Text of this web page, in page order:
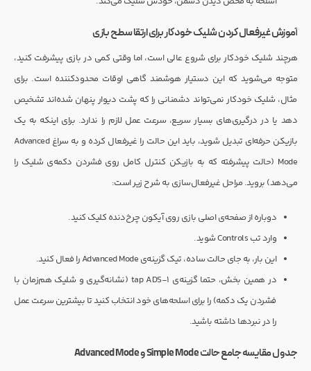
آموزش غیرفعال کردن شلیک خودکار برای ارتقا سطح بازی
هرچند شلیک خودکار برای شروع عالی است، اما وقتی کمی در بازی پیشرفت کنید،
متوجه می‌شوید که این دستیار هوشمند گاهی اوقات محدودکننده است. برای
مثال، شلیک خودکار نمی‌تواند دشمنانی را که پشت دیوار پنهان شده‌اند تشخیص
دهد یا در درگیری‌های بسیار سریع، سرعت عمل لازم را ندارد. برای اینکه به یک
بازیکن حرفه‌ای تبدیل شوید، باید این حالت را غیرفعال کرده و به سراغ Advanced
Mode (حالت پیشرفته که به بازیکن کنترل کامل روی فشردن دکمه‌ی شلیک را
می‌دهد) بروید. مراحل غیرفعال‌سازی به شرح زیر است:
دوباره از صفحه‌ی اصلی بازی روی آیکون چرخ‌دنده کلیک کنید.
وارد تب Controls شوید.
این بار، به جای حالت ساده، تیک گزینه‌ی Advanced Mode را فعال کنید.
در همین بخش، حتما گزینه‌ی 1-tap ADS (نشانه‌گیری و شلیک هم‌زمان با
فشردن یک دکمه) را برای اسلحه‌های خود انتخاب کنید تا بیشترین سرعت عمل
را در نبردها داشته باشید.
جدول مقایسه جامع حالت Simple Mode و Advanced Mode